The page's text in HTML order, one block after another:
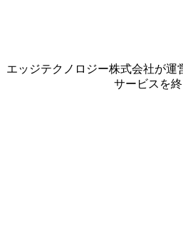
エッジテクノロジー株式会社が運
サービスを